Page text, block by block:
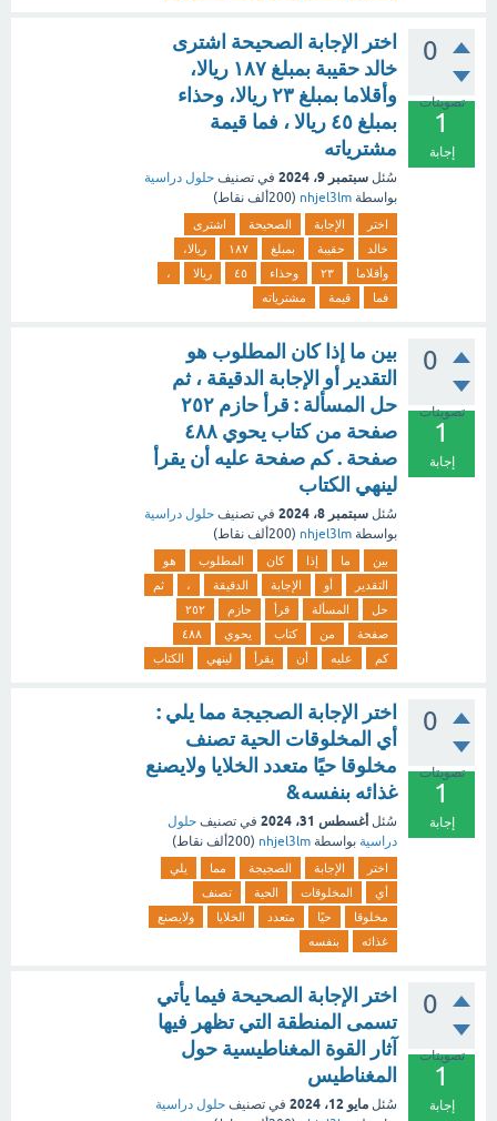
0
تصويتات
1
إجابة
اختر الإجابة الصحيحة اشترى
خالد حقيبة بمبلغ ۱۸۷ ريالا،
وأقلاما بمبلغ ٢٣ ريالا، وحذاء
بمبلغ ٤٥ ريالا ، فما قيمة
مشترياته
سُئل سبتمبر 9، 2024 في تصنيف حلول دراسية
بواسطة nhjel3lm
(200ألف نقاط)
اختر الإجابة الصحيحة
اشترى
خالد
حقيبة بمبلغ ۱۸۷
ريالا،
وأقلاما
٢٣ وحذاء ٤٥ ريالا
،
فما
قيمة مشترياته
0
تصويتات
1
إجابة
بين ما إذا كان المطلوب هو
التقدير أو الإجابة الدقيقة ، ثم
حل المسألة : قرأ حازم ٢٥٢
صفحة من كتاب يحوي ٤٨٨
صفحة . كم صفحة عليه أن يقرأ
لينهي الكتاب
سُئل سبتمبر 8، 2024 في تصنيف حلول دراسية
بواسطة nhjel3lm
(200ألف نقاط)
بين ما إذا كان المطلوب
هو
التقدير
أو الإجابة الدقيقة ،
ثم
حل
المسألة قرأ حازم
٢٥٢
صفحة
من كتاب يحوي
٤٨٨
كم
عليه أن يقرأ لينهي الكتاب
0
تصويتات
1
إجابة
اختر الإجابة الصجيجة مما يلي :
أي المخلوقات الحية تصنف
مخلوقا حيًا متعدد الخلايا ولايصنع
غذائه بنفسه&
سُئل أغسطس 31، 2024 في تصنيف حلول
دراسية بواسطة nhjel3lm
(200ألف نقاط)
اختر الإجابة الصجيجة مما
يلي
أي
المخلوقات الحية
تصنف
مخلوقا
حيًا متعدد الخلايا
ولايصنع
غذائه
بنفسه
0
تصويتات
1
إجابة
اختر الإجابة الصحيحة فيما يأتي
تسمى المنطقة التي تظهر فيها
آثار القوة المغناطيسية حول
المغناطيس
سُئل مايو 12، 2024 في تصنيف حلول دراسية